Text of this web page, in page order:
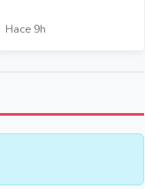
Hace 9h